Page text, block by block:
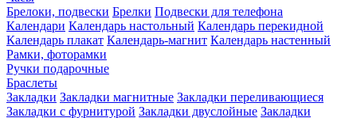
Брелоки, подвески Брелки Подвески для телефона
Календари Календарь настольный Календарь перекидной
Календарь плакат Календарь-магнит Календарь настенный
Рамки, фоторамки
Ручки подарочные
Браслеты
Закладки Закладки магнитные Закладки переливающиеся
Закладки с фурнитурой Закладки двуслойные Закладки